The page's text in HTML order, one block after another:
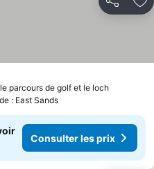
Partager
parcours de golf et le loch
les prix
: East Sands
Consulter les prix